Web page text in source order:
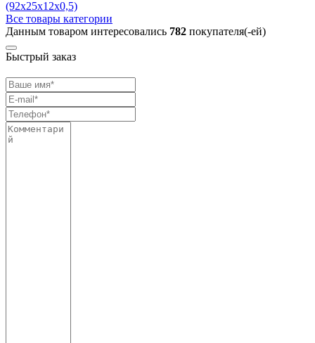
(92х25х12х0,5)
Все товары категории
Данным товаром интересовались 782 покупателя(-ей)
Быстрый заказ